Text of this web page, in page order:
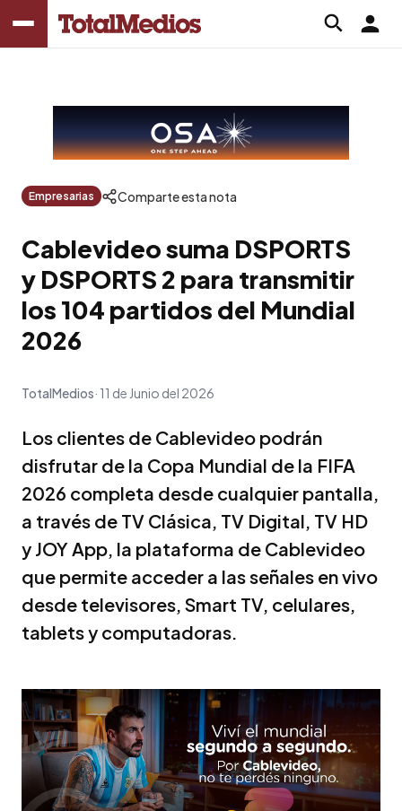
Empresarias Comparte esta nota
Cablevideo suma DSPORTS
y DSPORTS 2 para transmitir
los 104 partidos del Mundial
2026
TotalMedios 11 de Junio del 2026
Los clientes de Cablevideo podrán
disfrutar de la Copa Mundial de la FIFA
2026 completa desde cualquier pantalla,
a través de TV Clásica, TV Digital, TV HD
y JOY App, la plataforma de Cablevideo
que permite acceder a las señales en vivo
desde televisores, Smart TV, celulares,
tablets y computadoras.